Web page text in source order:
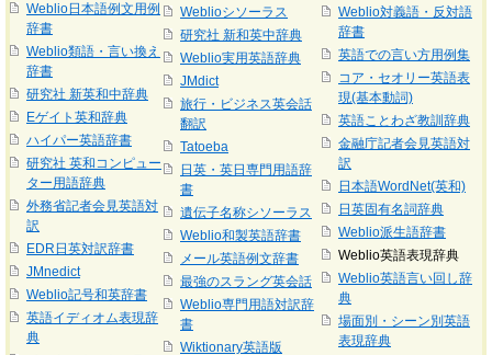
Weblio日本語例文用例
辞書
Weblio類語・言い換え
辞書
研究社 新英和中辞典
Eゲイト英和辞典
ハイパー英語辞書
研究社 英和コンピュー
ター用語辞典
外務省記者会見英語対
訳
EDR日英対訳辞書
JMnedict
Weblio記号和英辞書
英語イディオム表現辞
典
Weblioシソーラス
研究社 新和英中辞典
Weblio実用英語辞典
JMdict
旅行・ビジネス英会話
翻訳
Tatoeba
日英・英日専門用語辞
書
遺伝子名称シソーラス
Weblio和製英語辞書
メール英語例文辞書
最強のスラング英会話
Weblio専門用語対訳辞
書
Wiktionary英語版
Weblio対義語・反対語
辞書
英語での言い方用例集
コア・セオリー英語表
現(基本動詞)
英語ことわざ教訓辞典
金融庁記者会見英語対
訳
日本語WordNet(英和)
日英固有名詞辞典
Weblio派生語辞書
Weblio英語表現辞典
Weblio英語言い回し辞
典
場面別・シーン別英語
表現辞典